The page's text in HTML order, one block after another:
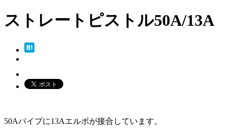
ストレートピストル50A/13A
50Aパイプに13Aエルボが接合しています。